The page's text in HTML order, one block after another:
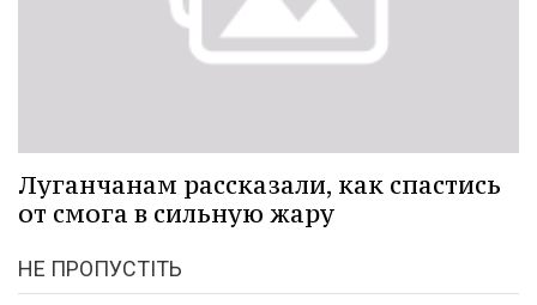
Луганчанам рассказали, как спастись
от смога в сильную жару
НЕ ПРОПУСТІТЬ